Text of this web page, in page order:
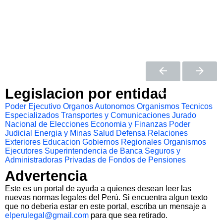
Legislacion por entidad
Poder Ejecutivo Organos Autonomos Organismos Tecnicos
Especializados Transportes y Comunicaciones Jurado
Nacional de Elecciones Economia y Finanzas Poder
Judicial
Energia y Minas Salud Defensa Relaciones
Exteriores Educacion Gobiernos Regionales Organismos
Ejecutores Superintendencia de Banca Seguros y
Administradoras Privadas de Fondos de Pensiones
Advertencia
Este es un portal de ayuda a quienes desean leer las
nuevas normas legales del Perú. Si encuentra algun texto
que no deberia estar en este portal, escriba un mensaje a
elperulegal@gmail.com para que sea retirado.